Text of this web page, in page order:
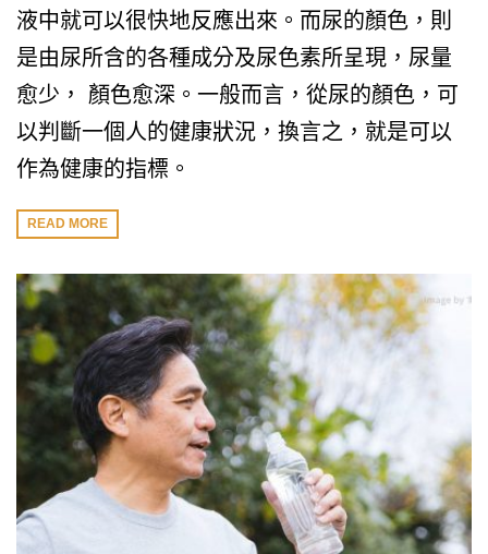
液中就可以很快地反應出來。而尿的顏色，則
是由尿所含的各種成分及尿色素所呈現，尿量
愈少， 顏色愈深。一般而言，從尿的顏色，可
以判斷一個人的健康狀況，換言之，就是可以
作為健康的指標。
READ MORE